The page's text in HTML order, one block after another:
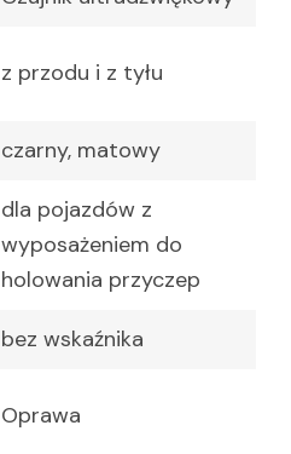
z przodu i z tyłu
czarny, matowy
dla pojazdów z
wyposażeniem do
holowania przyczep
bez wskaźnika
Oprawa